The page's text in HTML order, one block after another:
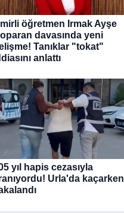
öğretmen Irmak Ayşe
davasında yeni
Tanıklar "tokat"
anlattı
yıl hapis cezasıyla
Urla'da kaçarken